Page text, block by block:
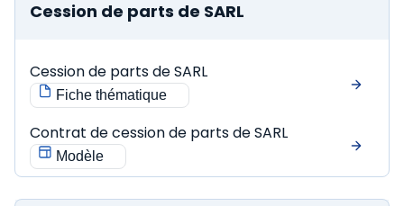
Cession de parts de SARL
Cession de parts de SARL
Fiche thématique
Contrat de cession de parts de SARL
Modèle